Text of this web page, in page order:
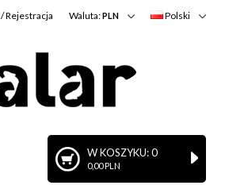
/Rejestracja Waluta:PLN Polski
W KOSZYKU: 0
0,00 PLN